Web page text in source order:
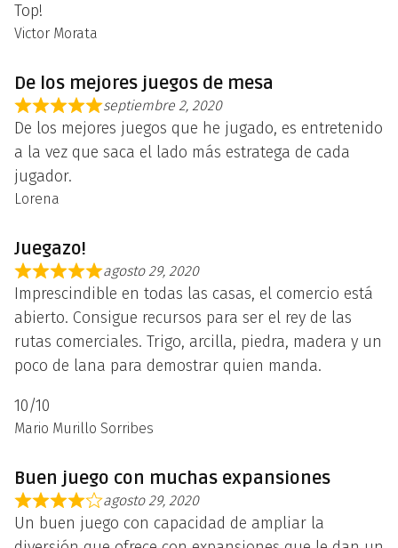
Top!
Victor Morata
De los mejores juegos de mesa
septiembre 2, 2020
De los mejores juegos que he jugado, es entretenido
a la vez que saca el lado más estratega de cada
jugador.
Lorena
Juegazo!
agosto 29, 2020
Imprescindible en todas las casas, el comercio está
abierto. Consigue recursos para ser el rey de las
rutas comerciales. Trigo, arcilla, piedra, madera y un
poco de lana para demostrar quien manda.
10/10
Mario Murillo Sorribes
Buen juego con muchas expansiones
agosto 29, 2020
Un buen juego con capacidad de ampliar la